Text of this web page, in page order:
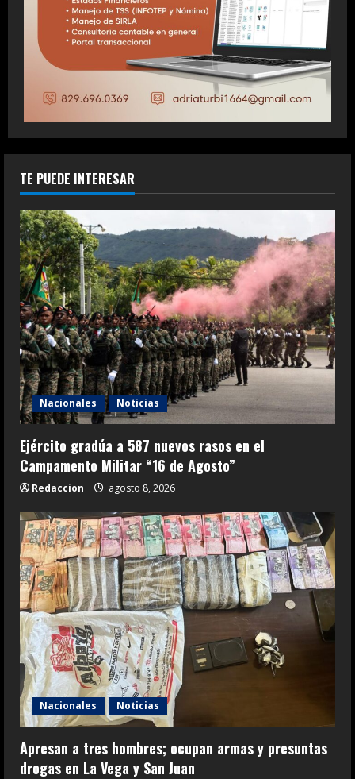
TE PUEDE INTERESAR
Nacionales Noticias
Ejército gradúa a 587 nuevos rasos en el
Campamento Militar “16 de Agosto”
Redaccion agosto 8, 2026
Nacionales Noticias
Apresan a tres hombres; ocupan armas y presuntas
drogas en La Vega y San Juan